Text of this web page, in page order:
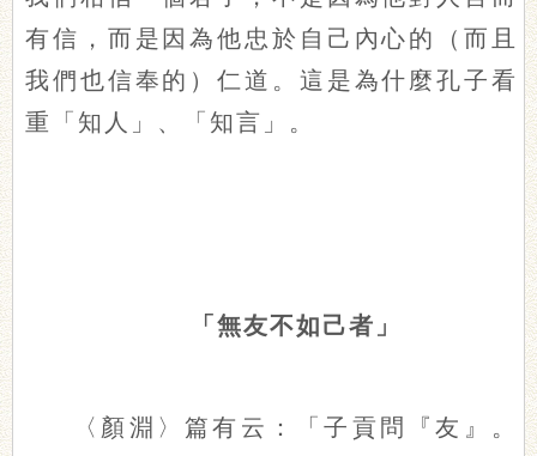
有信，而是因為他忠於自己內心的（而且
我們也信奉的）仁道。這是為什麼孔子看
重「知人」、「知言」。
「無友不如己者」
〈顏淵〉篇有云：「子貢問『友』。